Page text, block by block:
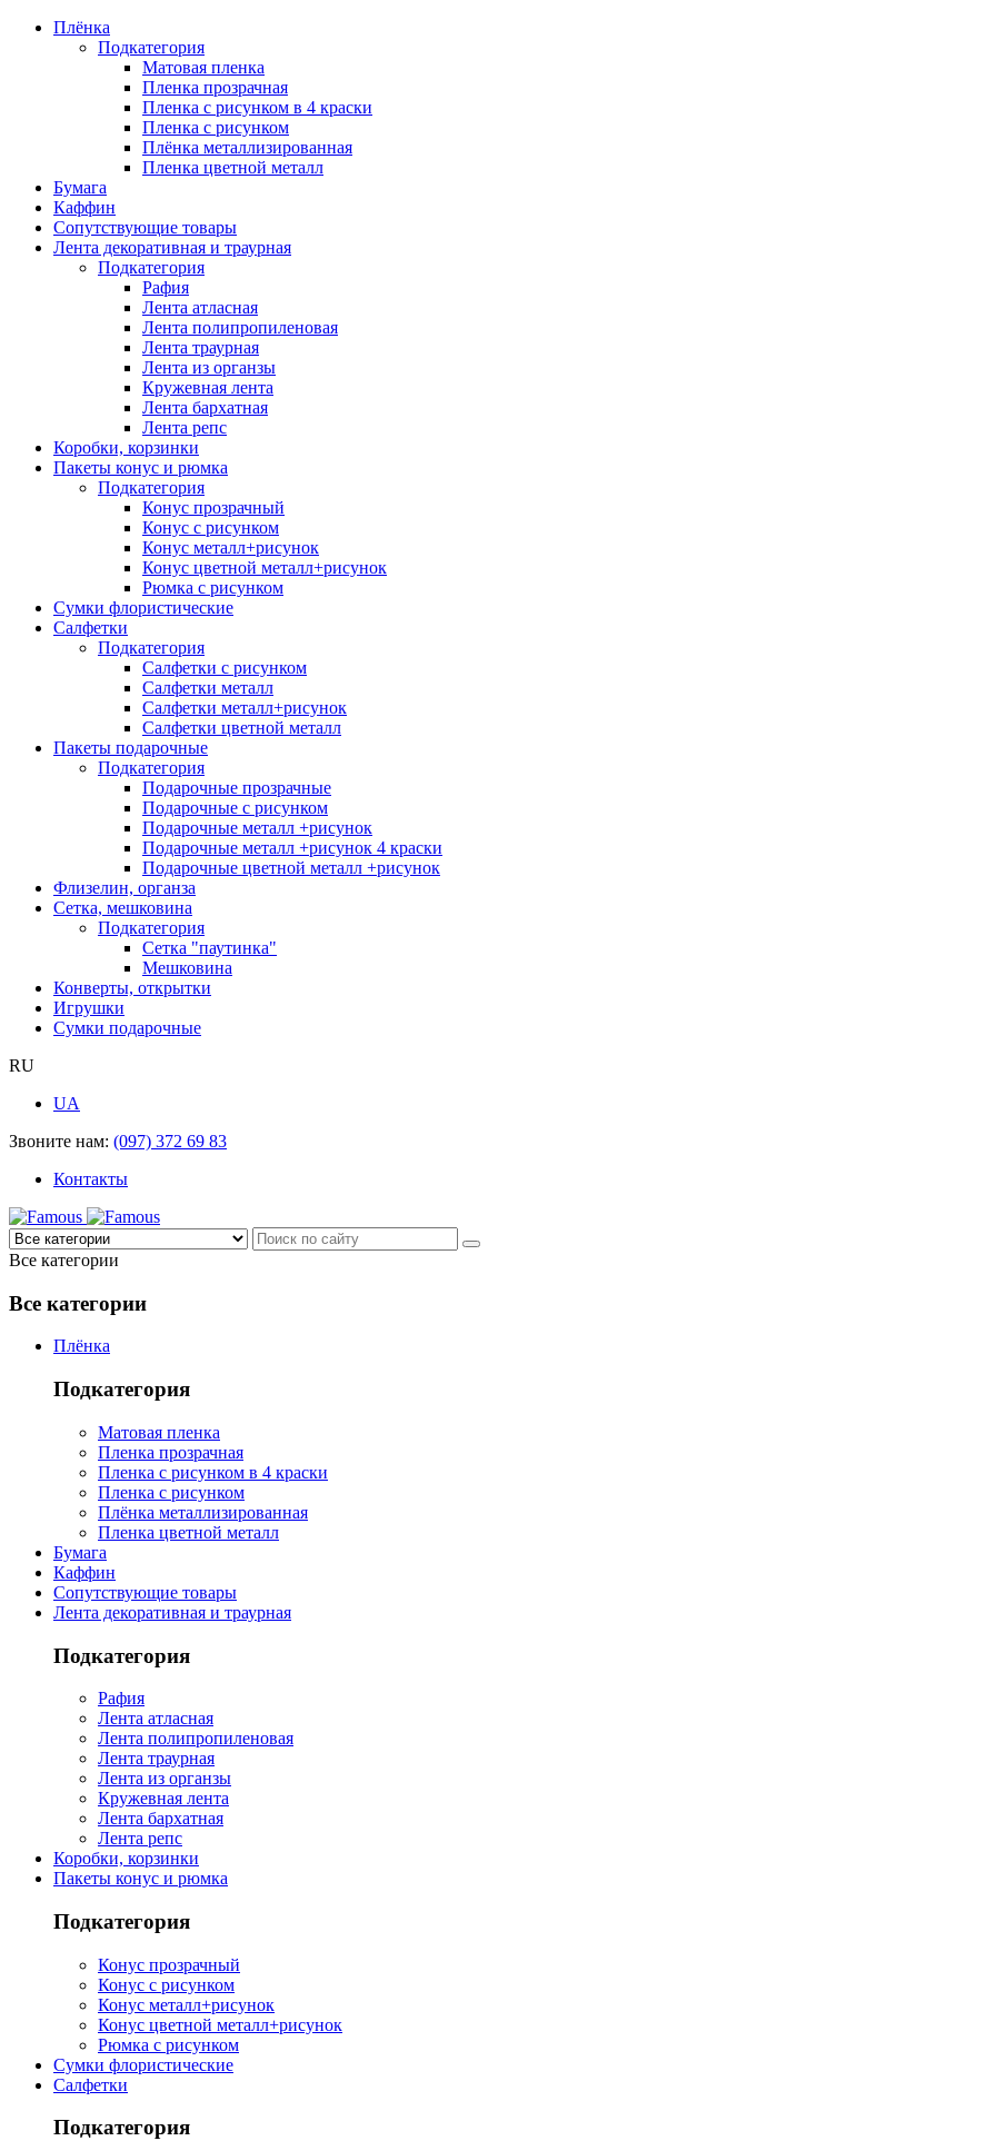
Плёнка
Подкатегория
Матовая пленка
Пленка прозрачная
Пленка с рисунком в 4 краски
Пленка с рисунком
Плёнка металлизированная
Пленка цветной металл
Бумага
Каффин
Сопутствующие товары
Лента декоративная и траурная
Подкатегория
Рафия
Лента атласная
Лента полипропиленовая
Лента траурная
Лента из органзы
Кружевная лента
Лента бархатная
Лента репс
Коробки, корзинки
Пакеты конус и рюмка
Подкатегория
Конус прозрачный
Конус с рисунком
Конус металл+рисунок
Конус цветной металл+рисунок
Рюмка с рисунком
Сумки флористические
Салфетки
Подкатегория
Салфетки с рисунком
Салфетки металл
Салфетки металл+рисунок
Салфетки цветной металл
Пакеты подарочные
Подкатегория
Подарочные прозрачные
Подарочные с рисунком
Подарочные металл +рисунок
Подарочные металл +рисунок 4 краски
Подарочные цветной металл +рисунок
Флизелин, органза
Сетка, мешковина
Подкатегория
Сетка "паутинка"
Мешковина
Конверты, открытки
Игрушки
Сумки подарочные
RU
UA
Звоните нам: (097) 372 69 83
Контакты
Все категории
Все категории
Плёнка
Подкатегория
Матовая пленка
Пленка прозрачная
Пленка с рисунком в 4 краски
Пленка с рисунком
Плёнка металлизированная
Пленка цветной металл
Бумага
Каффин
Сопутствующие товары
Лента декоративная и траурная
Подкатегория
Рафия
Лента атласная
Лента полипропиленовая
Лента траурная
Лента из органзы
Кружевная лента
Лента бархатная
Лента репс
Коробки, корзинки
Пакеты конус и рюмка
Подкатегория
Конус прозрачный
Конус с рисунком
Конус металл+рисунок
Конус цветной металл+рисунок
Рюмка с рисунком
Сумки флористические
Салфетки
Подкатегория